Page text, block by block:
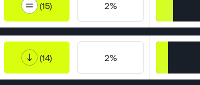
(15) 2%
(14) 2%